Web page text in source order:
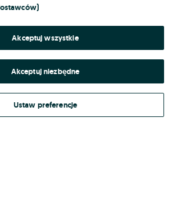
Zaloguj się
jednego z dostawców wskazanych powyżej,
serwisuOLX.pl w jego aktualnym brzmieniu.
Akceptuj wszystkie
Akceptuj niezbędne
Ustaw preferencje